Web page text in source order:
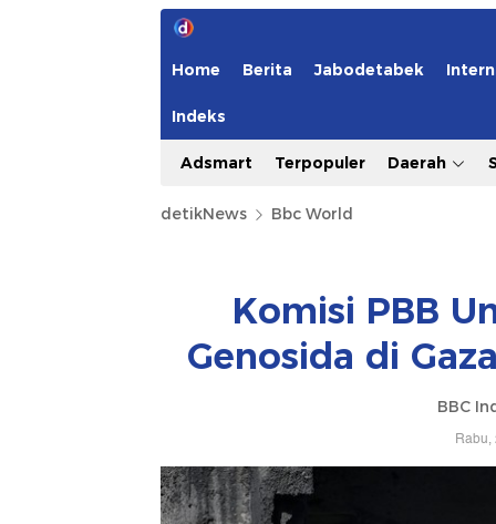
Home Berita Jabodetabek
Indeks
Adsmart Terpopuler Daerah
detikNews Bbc World
Komisi PBB
Genosida di
BBC
Rabu,